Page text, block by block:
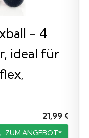
- 4
ideal für
21,99 €
ZUM ANGEBOT*